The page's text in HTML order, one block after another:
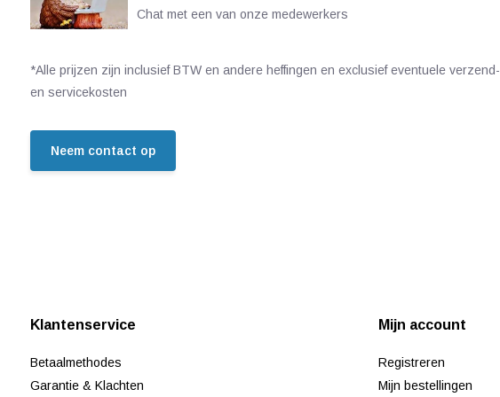
Chat met een van onze medewerkers
*Alle prijzen zijn inclusief BTW en andere heffingen en exclusief eventuele verzend-
en servicekosten
Neem contact op
Klantenservice
Betaalmethodes
Garantie & Klachten
Mijn account
Registreren
Mijn bestellingen